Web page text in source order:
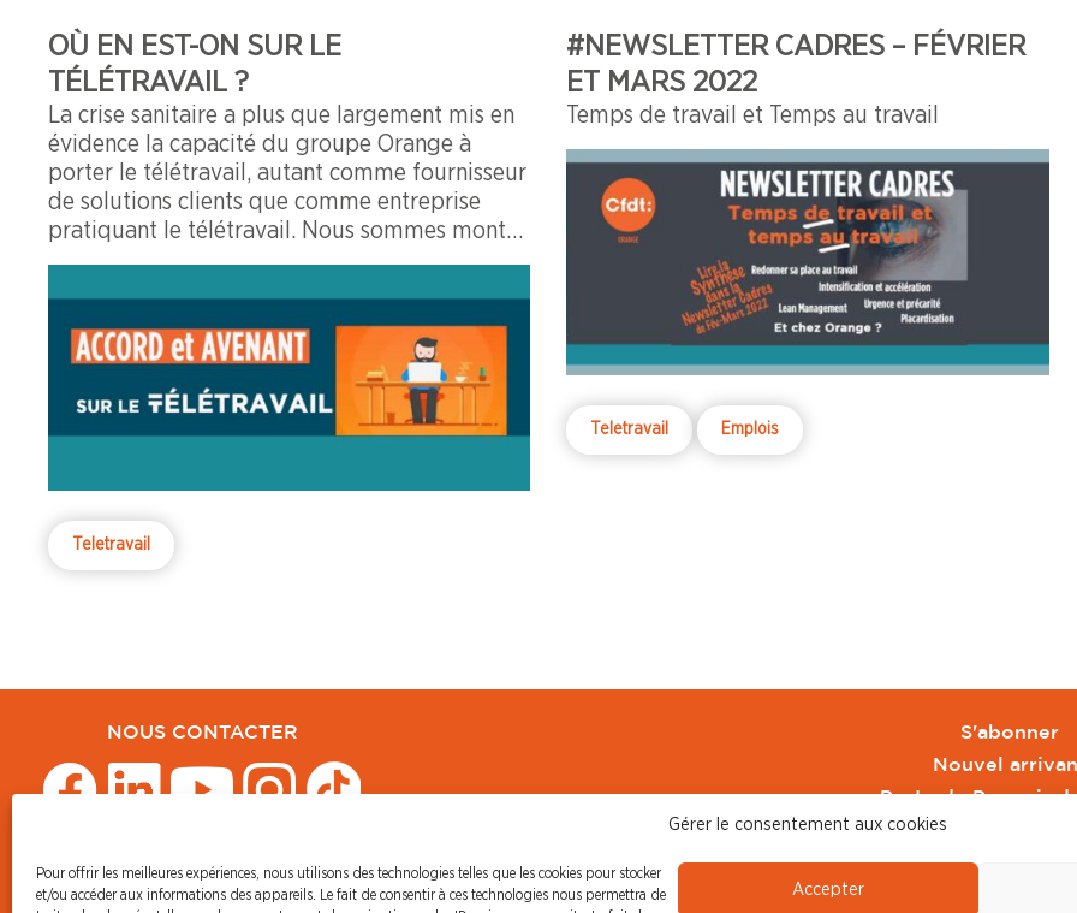
Gérer le consentement aux cookies
Pour offrir les meilleures expériences, nous utilisons des technologies telles que les cookies pour stocker
et/ou accéder aux informations des appareils. Le fait de consentir à ces technologies nous permettra de
Accepter
OÙ EN EST-ON SUR LE
TÉLÉTRAVAIL ?
La crise sanitaire a plus que largement mis en
évidence la capacité du groupe Orange à
porter le télétravail, autant comme fournisseur
de solutions clients que comme entreprise
pratiquant le télétravail. Nous sommes montés
à plus de 57 000 télétravailleurs sur l’Unité
notre capacité est importante sur le domaine,
car elle a pu s’appuyer sur l’accord télétravail
existant et l’expérience acquise.
Teletravail
#NEWSLETTER CADRES – FÉVRIER
ET MARS 2022
Temps de travail et Temps au travail
Teletravail Emplois
NOUS CONTACTER
© CFDT Orange
47 AVENUE SIMON BOLIVAR
S'abonner
Nouvel
Pacte de Pouvoir
Toute l'actu CFDT